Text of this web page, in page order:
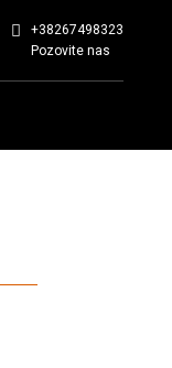
+38267498323
Pozovite nas